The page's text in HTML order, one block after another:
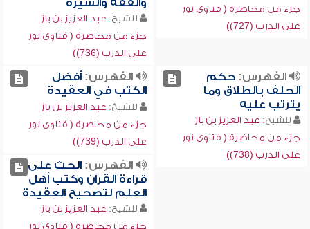
جزء من محاضرة ( فتاوى نور
على الدرب (727))
والفقه والسيرة
للشيخ: عبد العزيز بن باز
جزء من محاضرة ( فتاوى نور
على الدرب (736))
الفهرس:حكم
الحلف بالطلاق وما
يترتب عليه
للشيخ: عبد العزيز بن باز
جزء من محاضرة ( فتاوى نور
على الدرب (738))
الفهرس:أفضل
الكتب في العقيدة
للشيخ: عبد العزيز بن باز
جزء من محاضرة ( فتاوى نور
على الدرب (739))
الفهرس:الحث على
قراءة القرآن وكتب أهل
العلم لتصحيح العقيدة
للشيخ: عبد العزيز بن باز
جزء من محاضرة ( فتاوى نور